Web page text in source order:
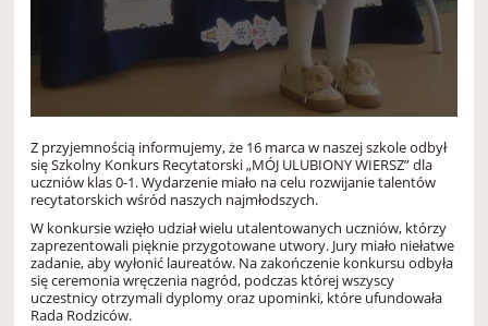
Z przyjemnością informujemy, że 16 marca w naszej szkole odbył
się Szkolny Konkurs Recytatorski „MÓJ ULUBIONY WIERSZ” dla
uczniów klas 0-1. Wydarzenie miało na celu rozwijanie talentów
recytatorskich wśród naszych najmłodszych.
W konkursie wzięło udział wielu utalentowanych uczniów, którzy
zaprezentowali pięknie przygotowane utwory. Jury miało niełatwe
zadanie, aby wyłonić laureatów. Na zakończenie konkursu odbyła
się ceremonia wręczenia nagród, podczas której wszyscy
uczestnicy otrzymali dyplomy oraz upominki, które ufundowała
Rada Rodziców.